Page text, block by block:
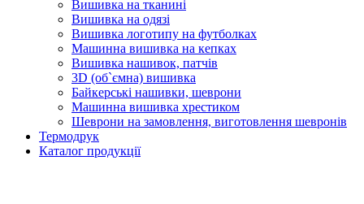
Вишивка на тканині
Вишивка на одязі
Вишивка логотипу на футболках
Машинна вишивка на кепках
Вишивка нашивок, патчів
3D (об`ємна) вишивка
Байкерські нашивки, шеврони
Машинна вишивка хрестиком
Шеврони на замовлення, виготовлення шевронів
Термодрук
Каталог продукції